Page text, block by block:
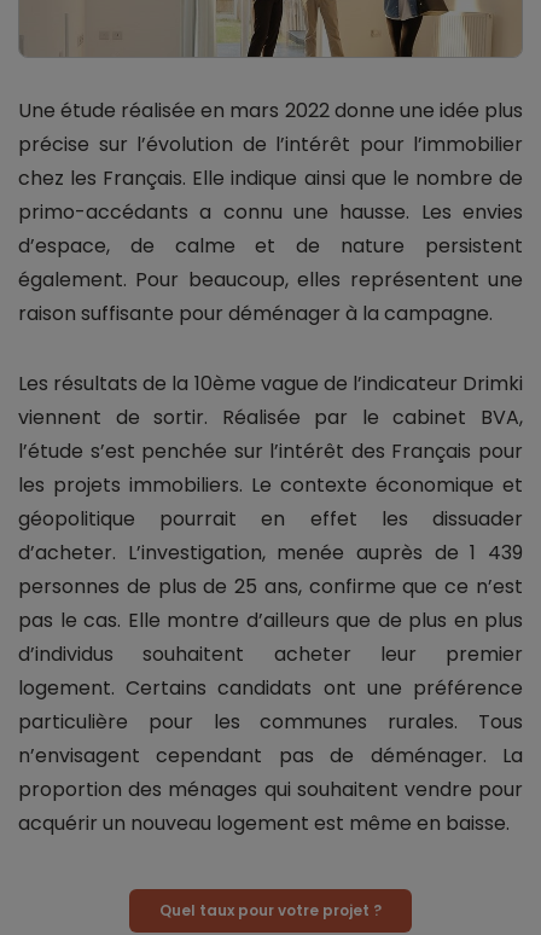
Une étude réalisée en mars 2022 donne une idée plus
précise sur l’évolution de l’intérêt pour l’immobilier
chez les Français. Elle indique ainsi que le nombre de
primo-accédants a connu une hausse. Les envies
d’espace, de calme et de nature persistent
également. Pour beaucoup, elles représentent une
raison suffisante pour déménager à la campagne.
Les résultats de la 10ème vague de l’indicateur Drimki
viennent de sortir. Réalisée par le cabinet BVA,
l’étude s’est penchée sur l’intérêt des Français pour
les projets immobiliers. Le contexte économique et
géopolitique pourrait en effet les dissuader
d’acheter. L’investigation, menée auprès de 1 439
personnes de plus de 25 ans, confirme que ce n’est
pas le cas. Elle montre d’ailleurs que de plus en plus
d’individus souhaitent acheter leur premier
logement. Certains candidats ont une préférence
particulière pour les communes rurales. Tous
n’envisagent cependant pas de déménager. La
proportion des ménages qui souhaitent vendre pour
acquérir un nouveau logement est même en baisse.
Quel taux pour votre projet ?